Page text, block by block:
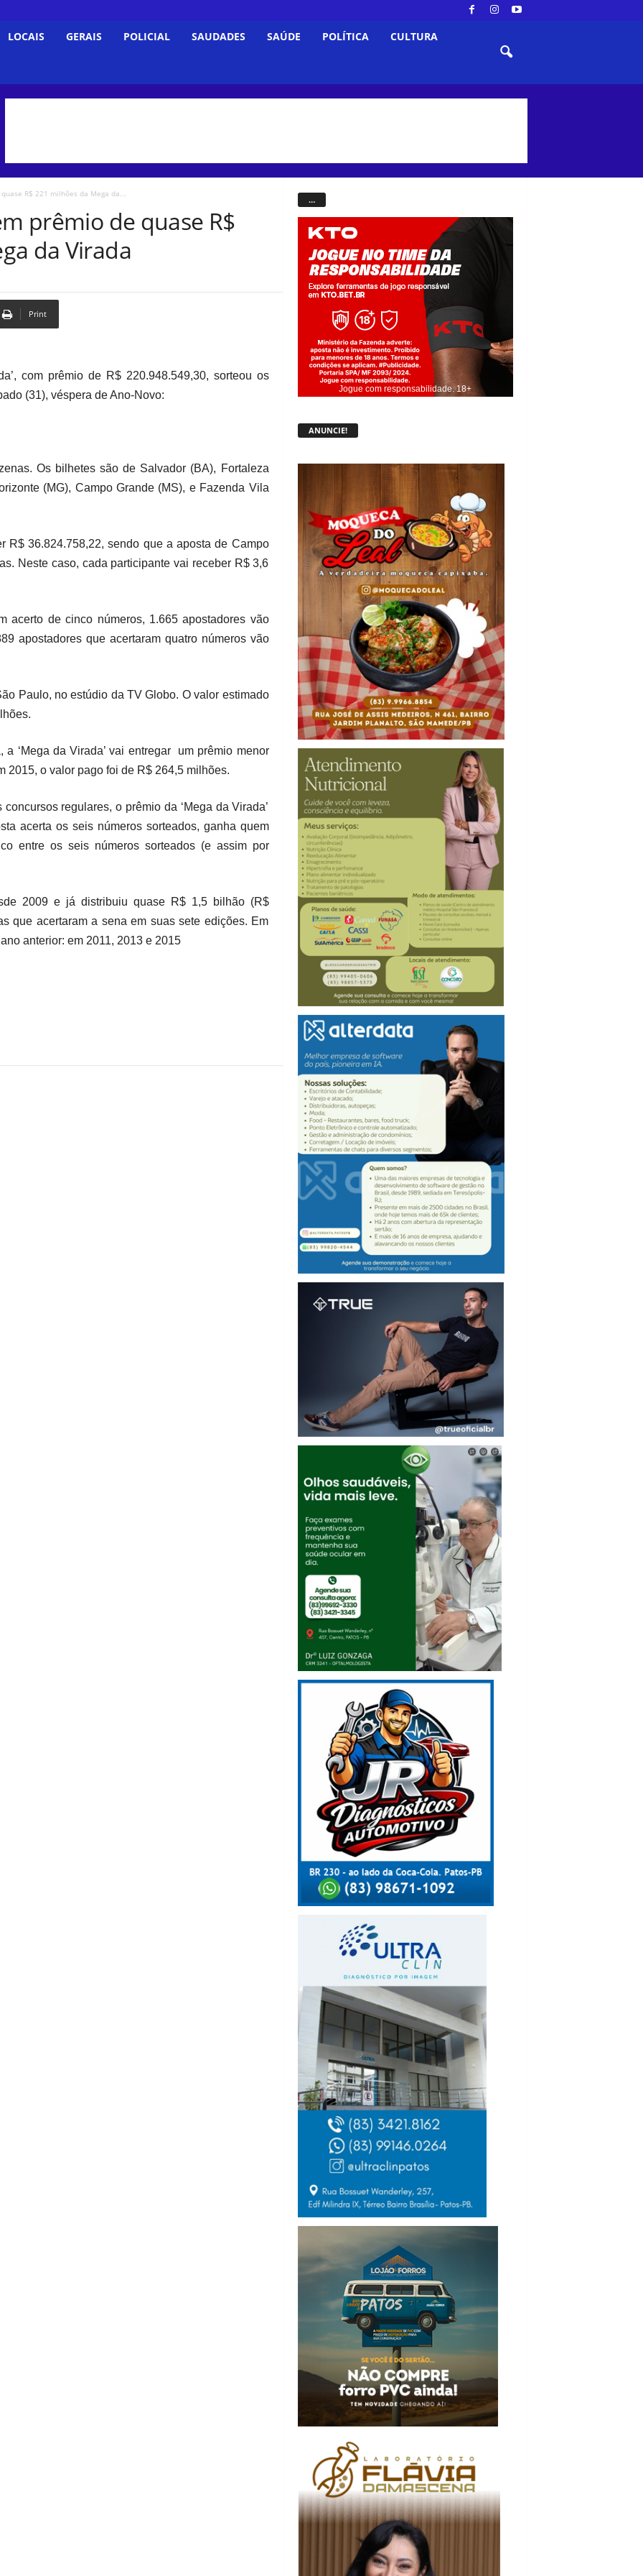
LOCAIS GERAIS POLICIAL SAUDADES SAÚDE POLÍTICA CULTURA
R$ 221 milhões da Mega da...
prêmio de quase R$
da Virada
Print
com prêmio de R$ 220.948.549,30, sorteou os
(31), véspera de Ano-Novo:
Os bilhetes são de Salvador (BA), Fortaleza
(MG), Campo Grande (MS), e Fazenda Vila
R$ 36.824.758,22, sendo que a aposta de Campo
Neste caso, cada participante vai receber R$ 3,6
acerto de cinco números, 1.665 apostadores vão
apostadores que acertaram quatro números vão
Paulo, no estúdio da TV Globo. O valor estimado
‘Mega da Virada’ vai entregar um prêmio menor
2015, o valor pago foi de R$ 264,5 milhões.
regulares, o prêmio da ‘Mega da Virada’
acerta os seis números sorteados, ganha quem
entre os seis números sorteados (e assim por
2009 e já distribuiu quase R$ 1,5 bilhão (R$
que acertaram a sena em suas sete edições. Em
anterior: em 2011, 2013 e 2015
…
Jogue com responsabilidade. 18+
ANUNCIE!